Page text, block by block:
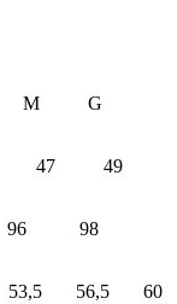
M G
49
96 98
56,5 60